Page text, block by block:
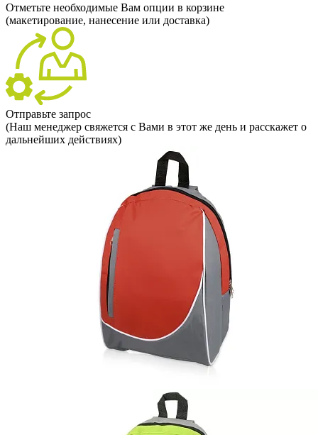
Отметьте необходимые Вам опции в корзине
(макетирование, нанесение или доставка)
Отправьте запрос
(Наш менеджер свяжется с Вами в этот же день и расскажет о
дальнейших действиях)